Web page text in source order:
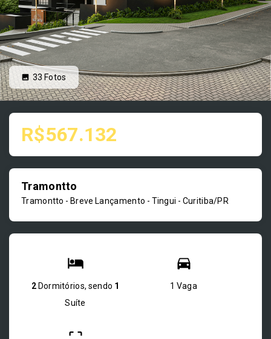
33 Fotos
R$567.132
Tramontto
Tramontto - Breve Lançamento - Tingui - Curitiba/PR
2 Dormitórios, sendo 1
Suíte
1 Vaga